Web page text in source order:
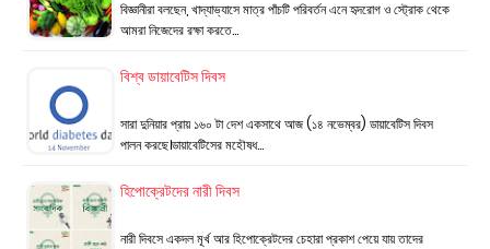
বিজ্ঞানীরা বলছেন, খাদ্যাভ্যাসে মাত্র পাঁচটি পরিবর্তন এনে হৃদরোগ ও স্ট্রোক থেকে
আমরা নিজেদের রক্ষা করতে…
বিশ্ব ডায়াবেটিস দিবস
সারা দুনিয়ার প্রায় ১৬০ টা দেশ একসাথে আজ (১৪ নভেম্বর) ডায়াবেটিস দিবস
পালন করছে।ডায়াবেটিসের মহৌষধ…
হিপোক্রেটদের নারী দিবস
নারী দিবসে একদল মূর্খ আর হিপোক্রেটদের চেহারা প্রকাশ পেয়ে যায় তাদের